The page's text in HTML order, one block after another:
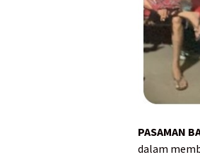
PASAMAN
dalam